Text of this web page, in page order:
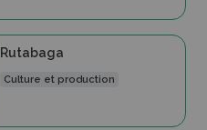
Rutabaga
Culture et production